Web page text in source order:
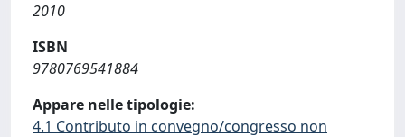
2010
ISBN
9780769541884
Appare nelle tipologie:
4.1 Contributo in convegno/congresso non